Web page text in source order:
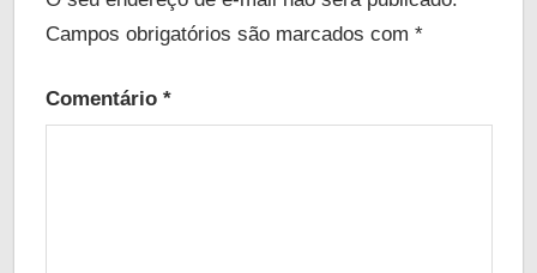
Campos obrigatórios são marcados com *
Comentário *